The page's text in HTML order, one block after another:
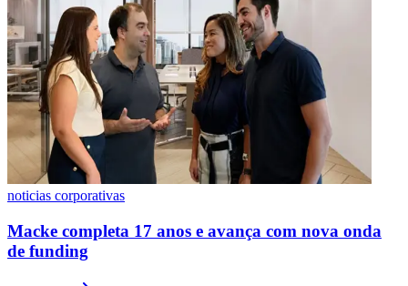
São Paulo
noticias corporativas
Macke completa 17 anos e avança com nova onda
de funding